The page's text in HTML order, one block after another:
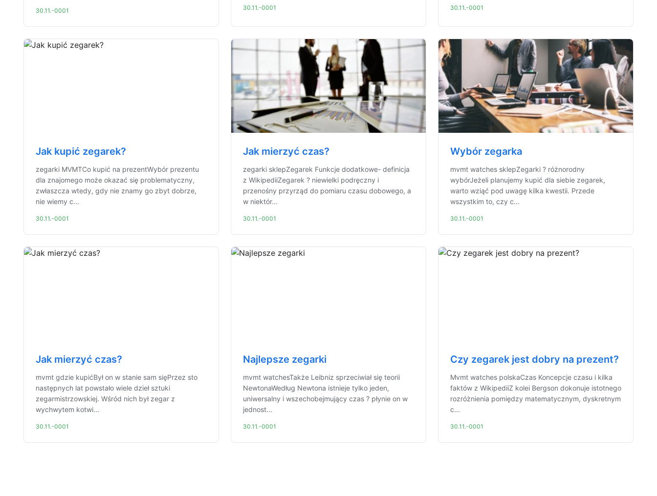
30.11.-0001 30.11.-0001 30.11.-0001
Jak kupić zegarek?
zegarki MVMTCo kupić na prezentWybór prezentu
dla znajomego może okazać się problematyczny,
zwłaszcza wtedy, gdy nie znamy go zbyt dobrze,
nie wiemy c...
30.11.-0001
Jak mierzyć czas?
zegarki sklepZegarek Funkcje dodatkowe- definicja
z WikipediiZegarek ? niewielki podręczny i
przenośny przyrząd do pomiaru czasu dobowego, a
w niektór...
30.11.-0001
Wybór zegarka
mvmt watches sklepZegarki ? różnorodny
wybórJeżeli planujemy kupić dla siebie zegarek,
warto wziąć pod uwagę kilka kwestii. Przede
wszystkim to, czy c...
30.11.-0001
Jak mierzyć czas?
mvmt gdzie kupićBył on w stanie sam sięPrzez sto
następnych lat powstało wiele dzieł sztuki
zegarmistrzowskiej. Wśród nich był zegar z
wychwytem kotwi...
30.11.-0001
Najlepsze zegarki
mvmt watchesTakże Leibniz sprzeciwiał się teorii
NewtonaWedług Newtona istnieje tylko jeden,
uniwersalny i wszechobejmujący czas ? płynie on w
jednost...
30.11.-0001
Czy zegarek jest dobry na prezent?
Mvmt watches polskaCzas Koncepcje czasu i kilka
faktów z WikipediiZ kolei Bergson dokonuje istotnego
rozróżnienia pomiędzy matematycznym, dyskretnym
c...
30.11.-0001